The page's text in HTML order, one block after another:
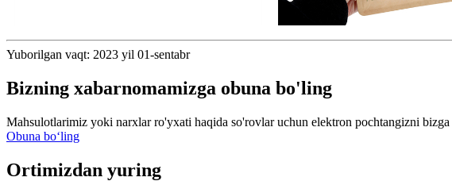
Yuborilgan vaqt: 2023 yil 01-sentabr
Bizning xabarnomamizga obuna bo'ling
Mahsulotlarimiz yoki narxlar ro'yxati haqida so'rovlar uchun elektron pochtangizni
Obuna boʻling
Ortimizdan yuring